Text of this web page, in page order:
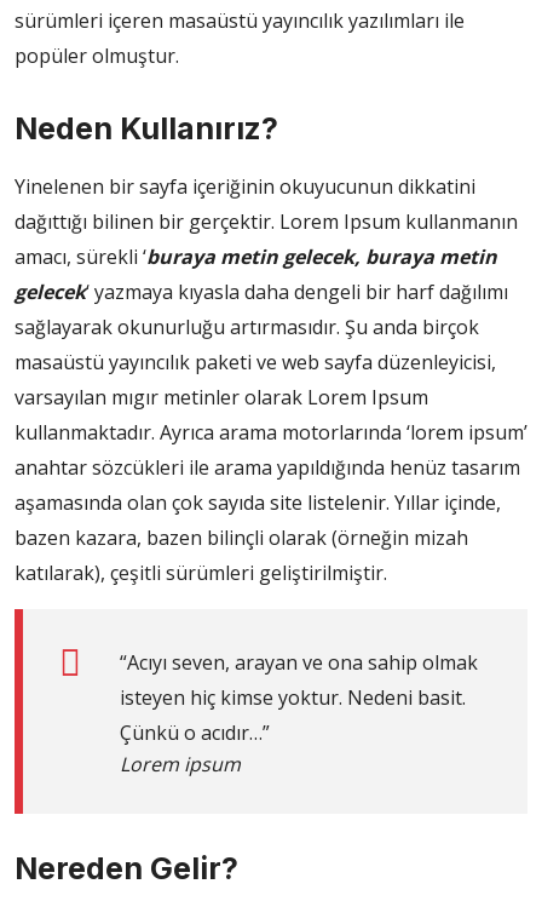
sürümleri içeren masaüstü yayıncılık yazılımları ile
popüler olmuştur.
Neden Kullanırız?
Yinelenen bir sayfa içeriğinin okuyucunun dikkatini
dağıttığı bilinen bir gerçektir. Lorem Ipsum kullanmanın
amacı, sürekli ‘buraya metin gelecek, buraya metin
gelecek‘ yazmaya kıyasla daha dengeli bir harf dağılımı
sağlayarak okunurluğu artırmasıdır. Şu anda birçok
masaüstü yayıncılık paketi ve web sayfa düzenleyicisi,
varsayılan mıgır metinler olarak Lorem Ipsum
kullanmaktadır. Ayrıca arama motorlarında ‘lorem ipsum’
anahtar sözcükleri ile arama yapıldığında henüz tasarım
aşamasında olan çok sayıda site listelenir. Yıllar içinde,
bazen kazara, bazen bilinçli olarak (örneğin mizah
katılarak), çeşitli sürümleri geliştirilmiştir.
“Acıyı seven, arayan ve ona sahip olmak
isteyen hiç kimse yoktur. Nedeni basit.
Çünkü o acıdır…”
Lorem ipsum
Nereden Gelir?